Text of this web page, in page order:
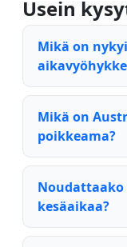
Usein
Mikä on
Mikä on
poikkeama?
kesäaikaa?